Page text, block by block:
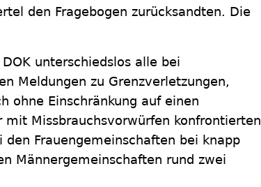
den Fragebogen zurücksandten. Die
unterschiedslos alle bei
Meldungen zu Grenzverletzungen,
ohne Einschränkung auf einen
Missbrauchsvorwürfen konfrontierten
Frauengemeinschaften bei knapp
Männergemeinschaften rund zwei